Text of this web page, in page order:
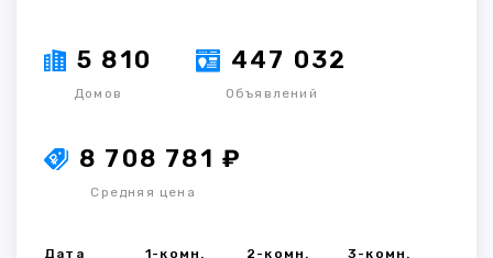
5 810
Домов
447 032
Объявлений
8 708 781 ₽
Средняя цена
Дата 1-комн. 2-комн. 3-комн.